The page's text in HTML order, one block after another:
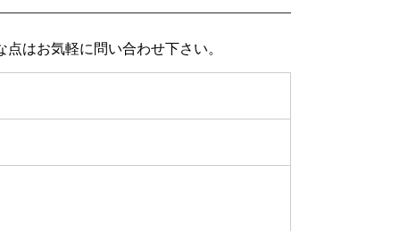
はお気軽に問い合わせ下さい。